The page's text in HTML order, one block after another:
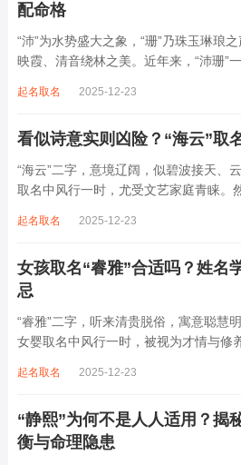
配命格
“沛”为水势盛大之象，“珊”乃珠玉琳琅
映霞、清音绕林之美。近年来，“沛珊”
雅符号，实为命理五行流转之枢纽。一
起名取名 2025-12-23
看似诗意实则凶险？“海云”取
“海云”二字，意境辽阔，似碧波接天、
取名中风行一时，尤受文艺家庭青睐。
滔天，木浮无根，阴气过重，易致意志
起名取名 2025-12-23
女孩取名“睿雅”合适吗？姓名
忌
“睿雅”二字，听来清贵脱俗，寓意聪慧
女婴取名中风行一时，被视为才情与修
增心力。细察“睿雅”之局，实藏金水成
起名取名 2025-12-23
“静熙”为何不是人人适用？揭
衡与命理隐患